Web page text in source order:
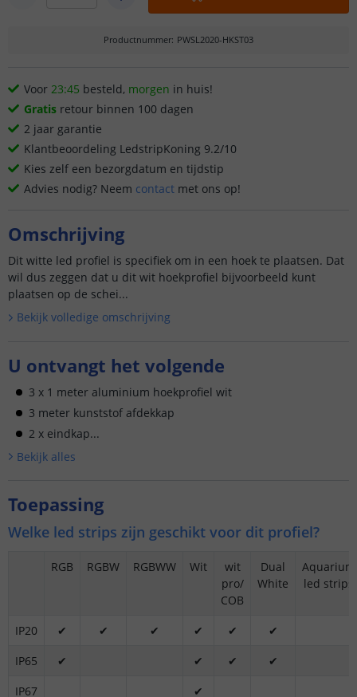
Productnummer: PWSL2020-HKST03
Voor 23:45 besteld, morgen in huis!
Gratis retour binnen 100 dagen
2 jaar garantie
Klantbeoordeling LedstripKoning 9.2/10
Kies zelf een bezorgdatum en tijdstip
Advies nodig? Neem contact met ons op!
Omschrijving
Dit witte led profiel is specifiek om in een hoek te plaatsen. Dat
wil dus zeggen dat u dit wit hoekprofiel bijvoorbeeld kunt
plaatsen op de schei...
Bekijk volledige omschrijving
U ontvangt het volgende
3 x 1 meter aluminium hoekprofiel wit
3 meter kunststof afdekkap
2 x eindkap...
Bekijk alles
Toepassing
Welke led strips zijn geschikt voor dit profiel?
RGB RGBW RGBWW Wit
wit
pro/
COB
Dual
White
Aquarium
led strips
IP20 ✔ ✔ ✔ ✔ ✔
✔
IP65
✔ ✔ ✔
✔
IP67
✔